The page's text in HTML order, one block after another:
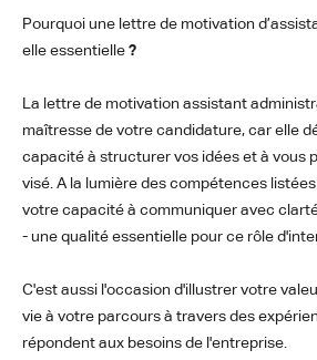
Pourquoi une lettre de motivation
elle essentielle ?
La lettre de motivation assistant
maîtresse de votre candidature, car elle
capacité à structurer vos idées et à vous
visé. A la lumière des compétences
votre capacité à communiquer avec
- une qualité essentielle pour ce rôle
C'est aussi l'occasion d'illustrer votre
vie à votre parcours à travers des
répondent aux besoins de l'entreprise.